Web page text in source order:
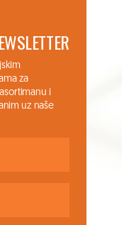
za
i
uz naše